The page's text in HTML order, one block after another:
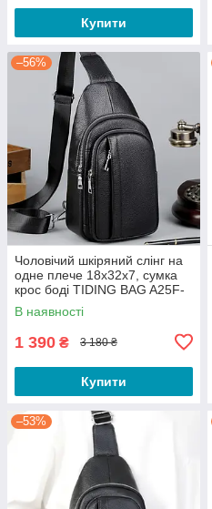
Купити
–56%
Чоловічий шкіряний слінг на
одне плече 18х32х7, сумка
крос боді TIDING BAG A25F-
3204-1A чорна
В наявності
1 390 ₴ 3 180 ₴
Купити
–53%